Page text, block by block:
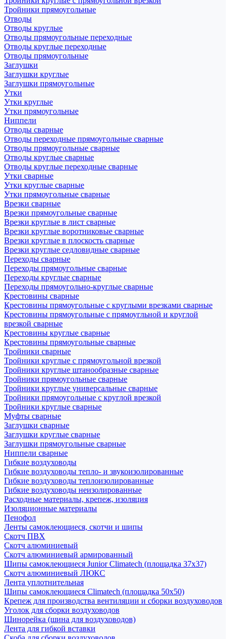
Тройники прямоугольные
Отводы
Отводы круглые
Отводы прямоугольные переходные
Отводы круглые переходные
Отводы прямоугольные
Заглушки
Заглушки круглые
Заглушки прямоугольные
Утки
Утки круглые
Утки прямоугольные
Ниппели
Отводы сварные
Отводы переходные прямоугольные сварные
Отводы прямоугольные сварные
Отводы круглые сварные
Отводы круглые переходные сварные
Утки сварные
Утки круглые сварные
Утки прямоугольные сварные
Врезки сварные
Врезки прямоугольные сварные
Врезки круглые в лист сварные
Врезки круглые воротниковые сварные
Врезки круглые в плоскость сварные
Врезки круглые седловидные сварные
Переходы сварные
Переходы прямоугольные сварные
Переходы круглые сварные
Переходы прямоугольно-круглые сварные
Крестовины сварные
Крестовины прямоугольные с круглыми врезками сварные
Крестовины прямоугольные с прямоугльной и круглой
врезкой сварные
Крестовины круглые сварные
Крестовины прямоугольные сварные
Тройники сварные
Тройники круглые с прямоугольной врезкой
Тройники круглые штанообразные сварные
Тройники прямоугольные сварные
Тройники круглые универсальные сварные
Тройники прямоугольные с круглой врезкой
Тройники круглые сварные
Муфты сварные
Заглушки сварные
Заглушки круглые сварные
Заглушки прямоугольные сварные
Ниппели сварные
Гибкие воздуховоды
Гибкие воздуховоды тепло- и звукоизолированные
Гибкие воздуховоды теплоизолированные
Гибкие воздуховоды неизолированные
Расходные материалы, крепеж, изоляция
Изоляционные материалы
Пенофол
Ленты самоклеющиеся, скотчи и шипы
Скотч ПВХ
Скотч алюминиевый
Скотч алюминиевый армированный
Шипы самоклеющиеся Junior Climatech (площадка 37х37)
Скотч алюминиевый ЛЮКС
Лента уплотнительная
Шипы самоклеющиеся Climatech (площадка 50х50)
Крепеж для производства вентиляции и сборки воздуховодов
Уголок для сборки воздуховодов
Шинорейка (шина для воздуховодов)
Лента для гибкой вставки